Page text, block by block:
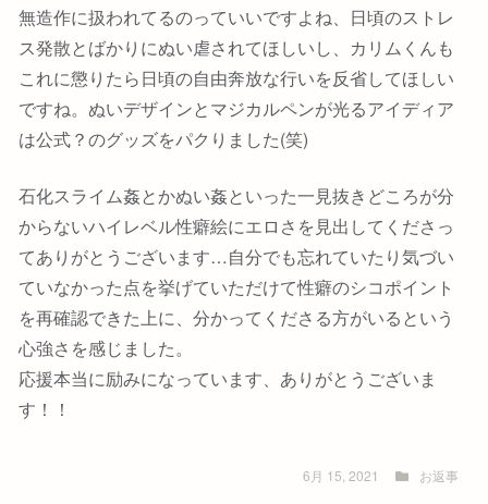
無造作に扱われてるのっていいですよね、日頃のストレ
ス発散とばかりにぬい虐されてほしいし、カリムくんも
これに懲りたら日頃の自由奔放な行いを反省してほしい
ですね。ぬいデザインとマジカルペンが光るアイディア
は公式？のグッズをパクりました(笑)
石化スライム姦とかぬい姦といった一見抜きどころが分
からないハイレベル性癖絵にエロさを見出してくださっ
てありがとうございます…自分でも忘れていたり気づい
ていなかった点を挙げていただけて性癖のシコポイント
を再確認できた上に、分かってくださる方がいるという
心強さを感じました。
応援本当に励みになっています、ありがとうございま
す！！
6月 15, 2021 お返事